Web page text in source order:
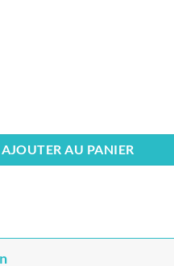
AJOUTER AU PANIER